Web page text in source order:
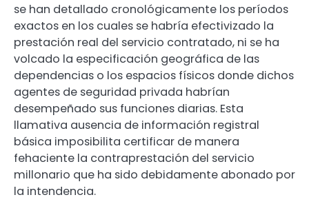
se han detallado cronológicamente los períodos
exactos en los cuales se habría efectivizado la
prestación real del servicio contratado, ni se ha
volcado la especificación geográfica de las
dependencias o los espacios físicos donde dichos
agentes de seguridad privada habrían
desempeñado sus funciones diarias. Esta
llamativa ausencia de información registral
básica imposibilita certificar de manera
fehaciente la contraprestación del servicio
millonario que ha sido debidamente abonado por
la intendencia.